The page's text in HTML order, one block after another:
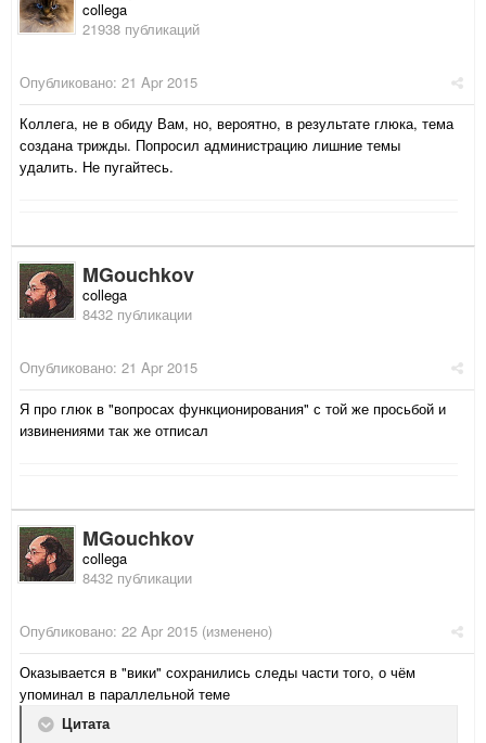
collega
21938 публикаций
Опубликовано: 21 Apr 2015
Коллега, не в обиду Вам, но, вероятно, в результате глюка, тема
создана трижды. Попросил администрацию лишние темы
удалить. Не пугайтесь.
MGouchkov
collega
8432 публикации
Опубликовано: 21 Apr 2015
Я про глюк в "вопросах функционирования" с той же просьбой и
извинениями так же отписал
MGouchkov
collega
8432 публикации
Опубликовано: 22 Apr 2015 (изменено)
Оказывается в "вики" сохранились следы части того, о чём
упоминал в параллельной теме
Цитата